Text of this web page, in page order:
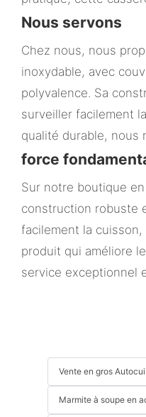
Nous servons
Chez nous, nous
inoxydable, avec
polyvalence. Sa
surveiller facilement
qualité durable, nous
force
Sur notre boutique
construction robuste
facilement la
produit qui améliore
service exceptionnel
Vente en gros
Marmite à soupe en